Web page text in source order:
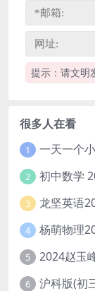
提示：请文明
很多人在看
1
2
3 龙坚英语
4
5
6